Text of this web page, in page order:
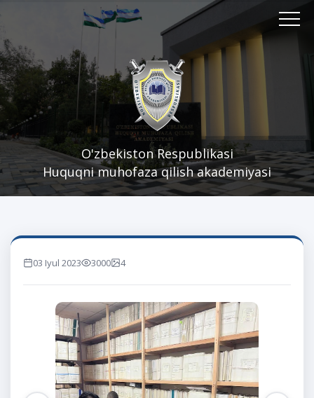
O'zbekiston Respublikasi
Huquqni muhofaza qilish akademiyasi
03 Iyul 2023 3000
marta ko'rilgan
4